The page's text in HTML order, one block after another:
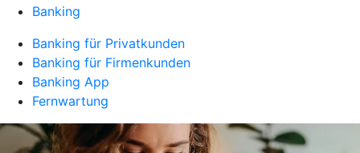
Banking
Banking für Privatkunden
Banking für Firmenkunden
Banking App
Fernwartung